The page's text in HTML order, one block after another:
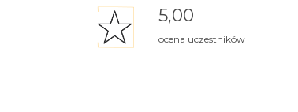
5,00
ocena uczestników